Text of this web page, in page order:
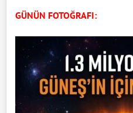
GÜNÜN FOTOĞRAFI: